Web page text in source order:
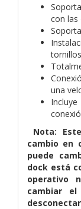
con las
una
Nota:
cambio en
puede
dock está
operativo
cambiar
desconectar